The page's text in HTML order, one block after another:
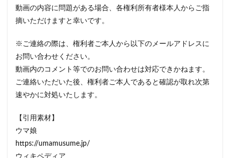
動画の内容に問題がある場合、各権利所有者様本人からご指
摘いただけますと幸いです。
※ご連絡の際は、権利者ご本人から以下のメールアドレスに
お問い合わせください。
動画内のコメント等でのお問い合わせは対応できかねます。
ご連絡いただいた後、権利者ご本人であると確認が取れ次第
速やかに対処いたします。
【引用素材】
ウマ娘
https://umamusume.jp/